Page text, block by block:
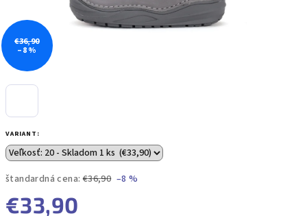
VARIANT:
štandardná cena: €36,90 –8 %
€33,90
€36,90
–8 %